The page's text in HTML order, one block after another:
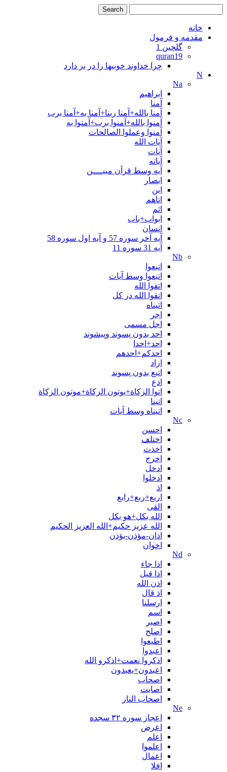
خانه
مقدمه و فرمول
گلچین 1
quran19
چرا خداوند خوبیها را در بر دارد
N
Na
ابراهیم
آمنا
آمنا بالله+آمنا ربنا+آمنا به+آمنا برب
آمنوا بالله+آمنوا برب+آمتوا به
آمنوا وعملوا الصالحات
آیات الله
آیات
آیاته
آیه وسط قرآن مبیــــن
ابصار
ابن
اتاهم
اثم
ابواب+باب
انسان
آیه آخر سوره 57 و آیه اول سوره 58
آیه 31 سوره 11
Nb
اتبعوا
اتبعوا وسط آیات
اتقوا الله
اتقوا الله در کل
اتیناه
اجر
اجل مسمی
احد بدون پسوند وپيشوند
احد+احدا
احدکم+احدهم
اراد
اتبع بدون پسوند
ادع
اتوا الزكاة+يوتون الزكاة+موتون الزكاة
اتينا
اتیناه وسط آیات
Nc
احسن
اختلف
اخذت
اخرج
ادخل
ادخلوا
اذ
اربع+ربع+رابع
القی
الله بکل+هو بکل
الله عزیز حکیم+الله العزیز الحکیم
اذان-مؤذن-يؤذن
اخوان
Nd
اذا جاء
اذا قیل
اذن الله
اذ قال
ارسلنا
اسم
اصبر
اصلح
اطیعوا
اعبدوا
اذکروا نعمت+اذکرو الله
اعبدون+یعبدون
اصحاب
اصابت
اصحاب النار
Ne
اعجاز سوره ۳۲ سجده
اعرض
اعلم
اعلموا
اعمال
افلا